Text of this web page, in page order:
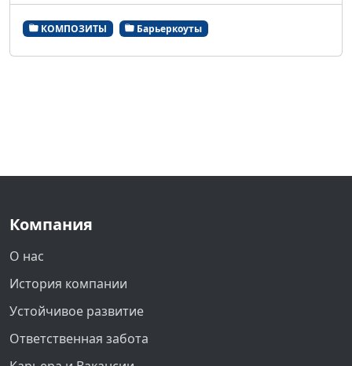
КОМПОЗИТЫ Барьеркоуты
Компания
О нас
История компании
Устойчивое развитие
Ответственная забота